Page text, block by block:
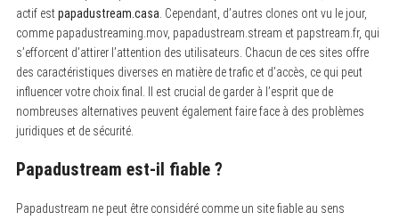
actif estpapadustream.casa . Cependant, d’autres clones ont vu le jour,
comme papadustreaming.mov, papadustream.stream et papstream.fr, qui
s’efforcent d’attirer l’attention des utilisateurs. Chacun de ces sites offre
des caractéristiques diverses en matière de trafic et d’accès, ce qui peut
influencer votre choix final. Il est crucial de garder à l’esprit que de
nombreuses alternatives peuvent également faire face à des problèmes
juridiques et de sécurité.
Papadustream est-il fiable ?
Papadustream ne peut être considéré comme un site fiable au sens